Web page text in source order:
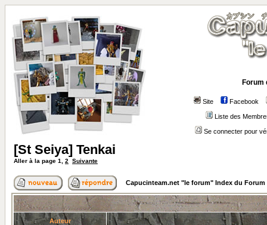
Forum
Site Facebook
Liste des
Se connecter pour
[St Seiya] Tenkai
Aller à la page 1 2 Suivante
Capucinteam.net "le forum" Index du Forum
Auteur